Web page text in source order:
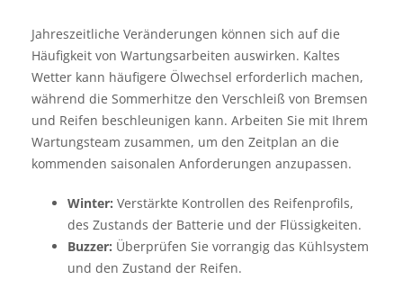
Jahreszeitliche Veränderungen können sich auf die
Häufigkeit von Wartungsarbeiten auswirken. Kaltes
Wetter kann häufigere Ölwechsel erforderlich machen,
während die Sommerhitze den Verschleiß von Bremsen
und Reifen beschleunigen kann. Arbeiten Sie mit Ihrem
Wartungsteam zusammen, um den Zeitplan an die
kommenden saisonalen Anforderungen anzupassen.
Winter: Verstärkte Kontrollen des Reifenprofils,
des Zustands der Batterie und der Flüssigkeiten.
Buzzer: Überprüfen Sie vorrangig das Kühlsystem
und den Zustand der Reifen.